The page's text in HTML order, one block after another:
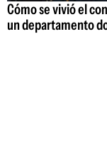
Cómo se vivió el
un departamento